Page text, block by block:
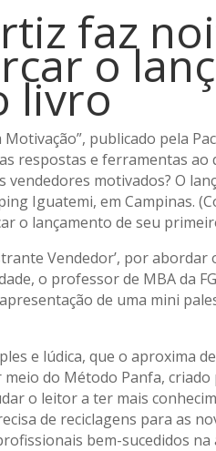
faz
o
livro
Motivação”, publicado pela
respostas e ferramentas
motivados? O
Iguatemi, em Campinas.
o lançamento de seu
Vendedor’, por
o professor de MBA da
de uma mini
e lúdica, que o aproxima
meio do Método Panfa,
o leitor a ter mais
de reciclagens para as
bem-sucedidos na